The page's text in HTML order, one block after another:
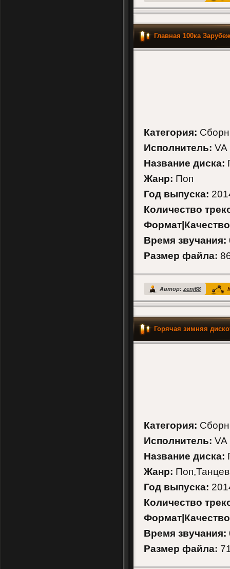
Главная 100ка
Категория:
Исполнитель: VA
Название диска:
Жанр: Поп
Год выпуска:
Количество
Время звучания:
Размер файла:
Автор: zenj68
Горячая зимняя
Категория:
Исполнитель: VA
Название диска:
Жанр:
Год выпуска:
Количество
Время звучания:
Размер файла: